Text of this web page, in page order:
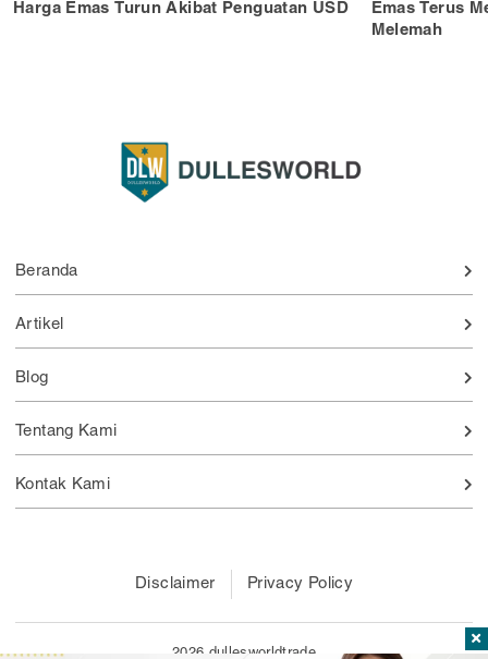
Harga Emas Turun Akibat Penguatan USD
Emas Terus
Melemah
Beranda
Artikel
Blog
Tentang Kami
Kontak Kami
Disclaimer Privacy Policy
2026 dullesworldtrade